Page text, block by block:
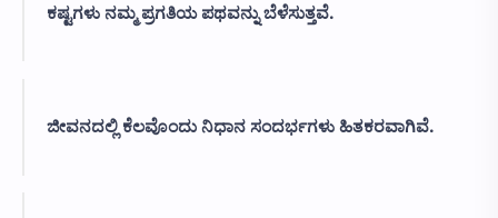
ಕಷ್ಟಗಳು ನಮ್ಮ ಪ್ರಗತಿಯ ಪಥವನ್ನು ಬೆಳೆಸುತ್ತವೆ.
ಜೀವನದಲ್ಲಿ ಕೆಲವೊಂದು ನಿಧಾನ ಸಂದರ್ಭಗಳು ಹಿತಕರವಾಗಿವೆ.